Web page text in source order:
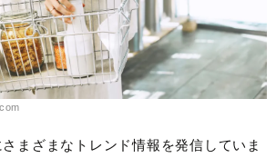
まざまなトレンド情報を発信していま